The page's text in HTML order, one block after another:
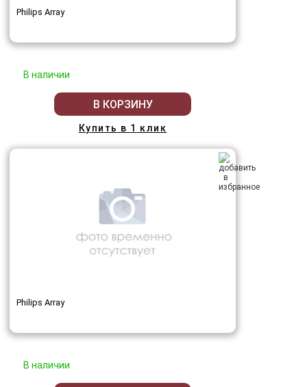
Philips Array
В наличии
В КОРЗИНУ
Купить в 1 клик
Philips Array
В наличии